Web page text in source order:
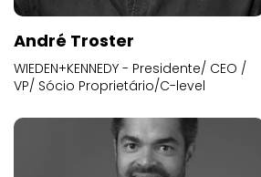
André Troster
WIEDEN+KENNEDY - Presidente/ CEO /
VP/ Sócio Proprietário/C-level